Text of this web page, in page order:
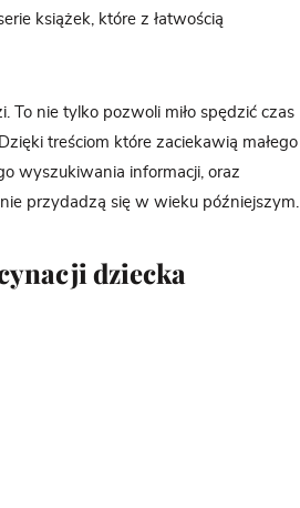
książek, które z łatwością
nie tylko pozwoli miło spędzić czas
treściom które zaciekawią małego
wyszukiwania informacji, oraz
przydadzą się w wieku późniejszym.
dziecka